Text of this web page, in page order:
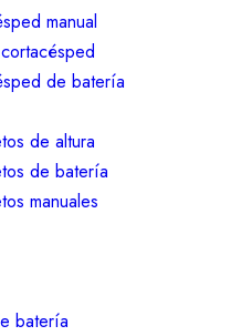
manual
de batería
de altura
de batería
manuales
batería